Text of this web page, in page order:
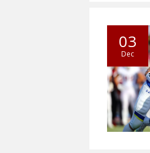
03
Dec